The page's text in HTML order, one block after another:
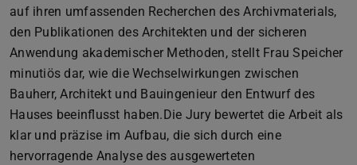
auf ihren umfassenden Recherchen des Archivmaterials,
den Publikationen des Architekten und der sicheren
Anwendung akademischer Methoden, stellt Frau Speicher
minutiös dar, wie die Wechselwirkungen zwischen
Bauherr, Architekt und Bauingenieur den Entwurf des
Hauses beeinflusst haben.Die Jury bewertet die Arbeit als
klar und präzise im Aufbau, die sich durch eine
hervorragende Analyse des ausgewerteten